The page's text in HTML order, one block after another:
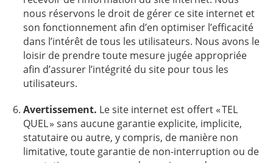
nous réservons le droit de gérer ce site internet et
son fonctionnement afin d’en optimiser l’efficacité
dans l’intérêt de tous les utilisateurs. Nous avons le
loisir de prendre toute mesure jugée appropriée
afin d’assurer l’intégrité du site pour tous les
utilisateurs.
Avertissement. Le site internet est offert « TEL
QUEL » sans aucune garantie explicite, implicite,
statutaire ou autre, y compris, de manière non
limitative, toute garantie de non-interruption ou de